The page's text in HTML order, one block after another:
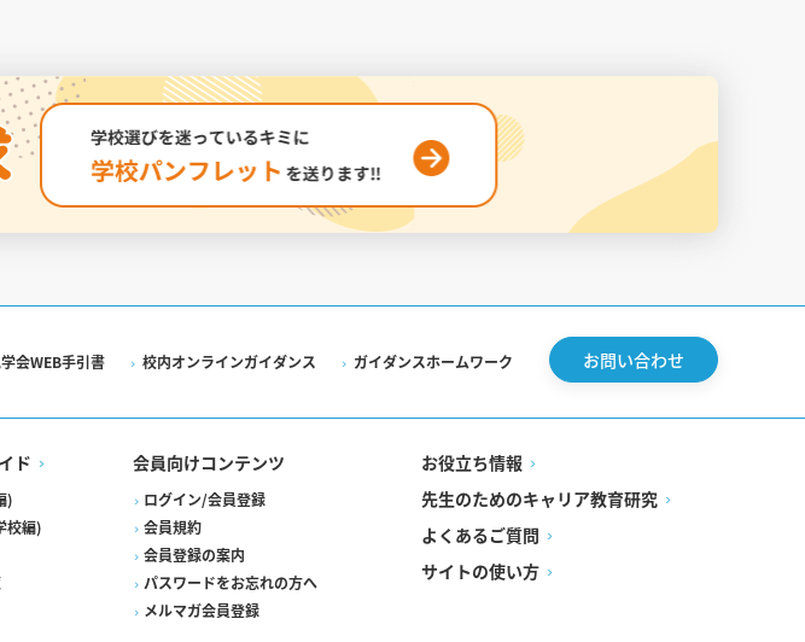
会WEB手引書 校内オンラインガイダンス ガイダンスホームワーク お問い合わせ
ド
)
校編)
会員向けコンテンツ
ログイン/会員登録
会員規約
会員登録の案内
パスワードをお忘れの方へ
メルマガ会員登録
お役立ち情報
先生のためのキャリア教育研究
よくあるご質問
サイトの使い方